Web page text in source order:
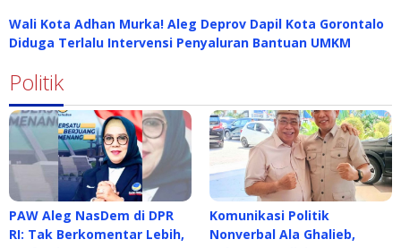
Wali Kota Adhan Murka! Aleg Deprov Dapil Kota Gorontalo
Diduga Terlalu Intervensi Penyaluran Bantuan UMKM
Politik
PAW Aleg NasDem di DPR
RI: Tak Berkomentar Lebih,
Komunikasi Politik
Nonverbal Ala Ghalieb,